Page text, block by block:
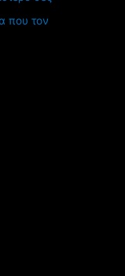
που τον